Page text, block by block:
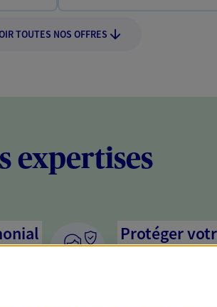
TOUTES NOS OFFRES
expertises
Protéger
Nous sommes à